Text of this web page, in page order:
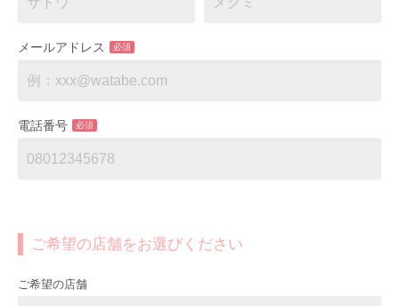
メールアドレス 必須
電話番号 必須
ご希望の店舗をお選びください
ご希望の店舗